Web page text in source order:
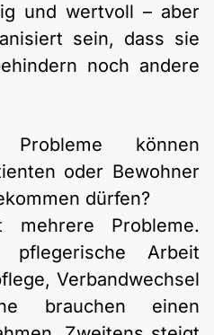
und wertvoll – aber
sein, dass sie
noch andere
können
oder Bewohner
dürfen?
Probleme.
Arbeit
Verbandwechsel
brauchen einen